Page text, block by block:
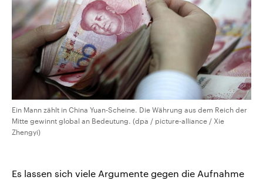
Ein Mann zählt in China Yuan-Scheine. Die Währung aus dem Reich der
Mitte gewinnt global an Bedeutung. (dpa / picture-alliance / Xie
Zhengyi)
Es lassen sich viele Argumente gegen die Aufnahme